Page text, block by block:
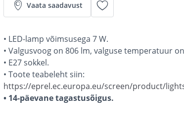
Vaata saadavust
• LED-lamp võimsusega 7 W.
• Valgusvoog on 806 lm, valguse temperatuur
• E27 sokkel.
• Toote teabeleht siin:
https://eprel.ec.europa.eu/screen/product/
• 14-päevane tagastusõigus.